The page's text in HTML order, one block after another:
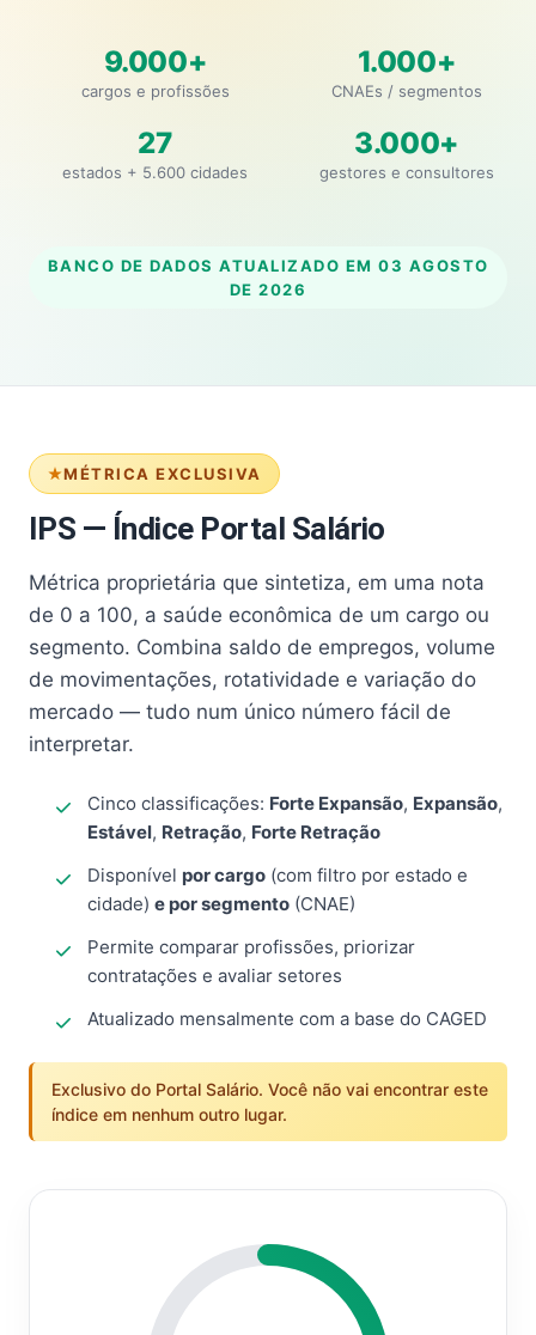
9.000+
cargos e profissões
1.000+
CNAEs / segmentos
27
estados + 5.600 cidades
3.000+
gestores e consultores
BANCO DE DADOS ATUALIZADO EM 03 AGOSTO
DE 2026
MÉTRICA EXCLUSIVA
IPS — Índice Portal Salário
Métrica proprietária que sintetiza, em uma nota
de 0 a 100, a saúde econômica de um cargo ou
segmento. Combina saldo de empregos, volume
de movimentações, rotatividade e variação do
mercado — tudo num único número fácil de
interpretar.
Cinco classificações: Forte Expansão, Expansão,
Estável, Retração, Forte Retração
Disponível por cargo (com filtro por estado e
cidade) e por segmento (CNAE)
Permite comparar profissões, priorizar
contratações e avaliar setores
Atualizado mensalmente com a base do CAGED
Exclusivo do Portal Salário. Você não vai encontrar este
índice em nenhum outro lugar.